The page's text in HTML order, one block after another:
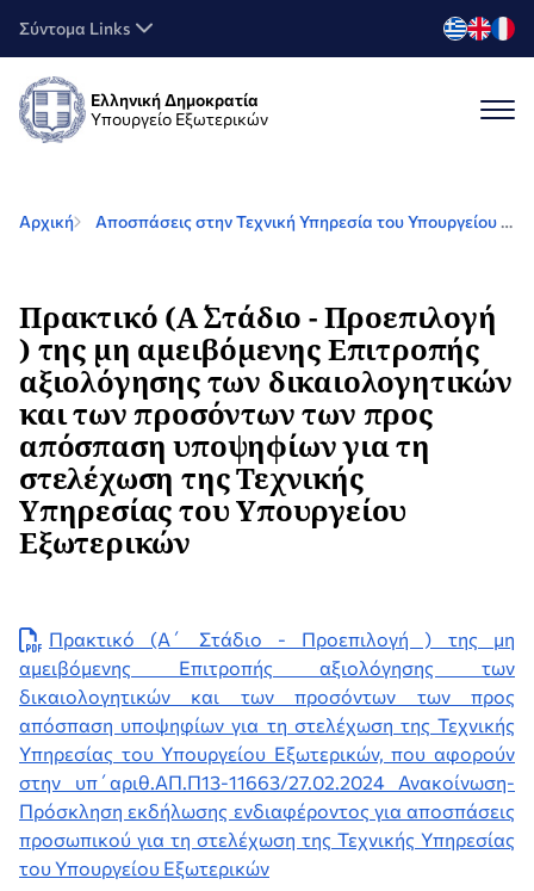
Σύντομα Links
Ελληνική Δημοκρατία
Υπουργείο Εξωτερικών
Αρχική Αποσπάσεις στην Τεχνική Υπηρεσία του Υπουργείου Εξωτερικών
Πρακτικό (Α΄ Στάδιο - Προεπιλογή
) της μη αμειβόμενης Επιτροπής
αξιολόγησης των δικαιολογητικών
και των προσόντων των προς
απόσπαση υποψηφίων για τη
στελέχωση της Τεχνικής
Υπηρεσίας του Υπουργείου
Εξωτερικών
Πρακτικό (Α΄ Στάδιο - Προεπιλογή ) της μη
αμειβόμενης Επιτροπής αξιολόγησης των
δικαιολογητικών και των προσόντων των προς
απόσπαση υποψηφίων για τη στελέχωση της Τεχνικής
Υπηρεσίας του Υπουργείου Εξωτερικών, που αφορούν
στην υπ΄αριθ.ΑΠ.Π13-11663/27.02.2024 Ανακοίνωση-
Πρόσκληση εκδήλωσης ενδιαφέροντος για αποσπάσεις
προσωπικού για τη στελέχωση της Τεχνικής Υπηρεσίας
του Υπουργείου Εξωτερικών